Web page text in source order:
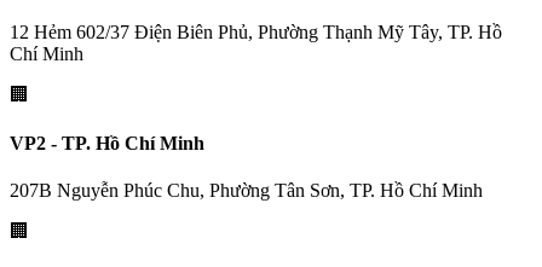
12 Hẻm 602/37 Điện Biên Phủ, Phường Thạnh Mỹ Tây, TP. Hồ
Chí Minh
🏢
VP2 - TP. Hồ Chí Minh
207B Nguyễn Phúc Chu, Phường Tân Sơn, TP. Hồ Chí Minh
🏢